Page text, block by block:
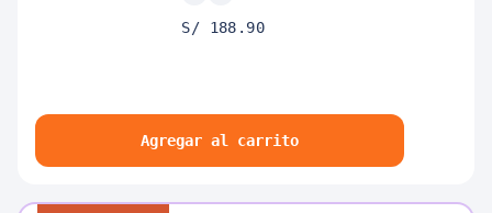
S/ 188.90
Agregar al carrito